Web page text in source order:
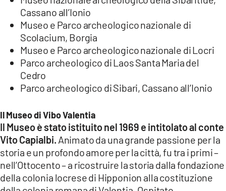
Cassano all’Ionio
Museo e Parco archeologico nazionale di
Scolacium, Borgia
Museo e Parco archeologico nazionale di Locri
Parco archeologico di Laos Santa Maria del
Cedro
Parco archeologico di Sibari, Cassano all’Ionio
Il Museo di Vibo Valentia
Il Museo è stato istituito nel 1969 e intitolato al conte
Vito Capialbi. Animato da una grande passione per la
storia e un profondo amore per la città, fu tra i primi –
nell’Ottocento – a ricostruire la storia dalla fondazione
della colonia locrese di Hipponion alla costituzione